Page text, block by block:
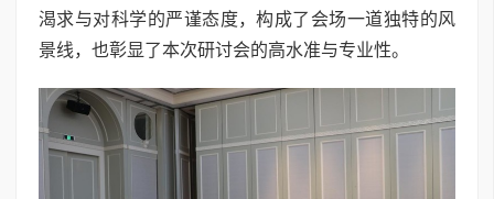
渴求与对科学的严谨态度，构成了会场一道独特的风
景线，也彰显了本次研讨会的高水准与专业性。